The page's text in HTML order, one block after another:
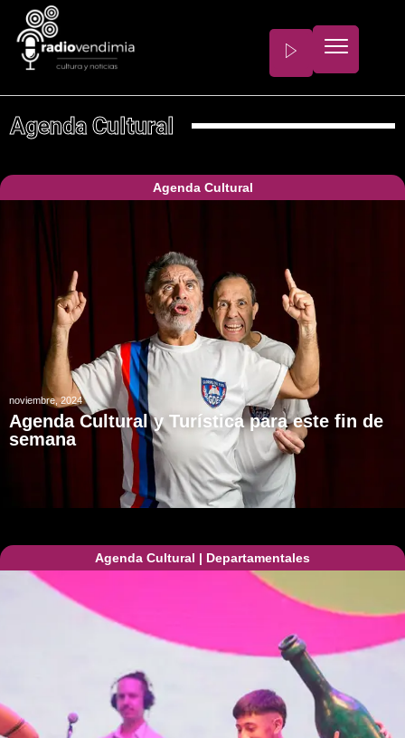
Agenda Cultural
Agenda Cultural
noviembre, 2024
Agenda Cultural y Turística para este fin de
semana
Agenda Cultural | Departamentales